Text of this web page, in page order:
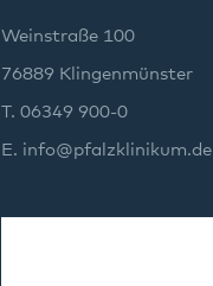
Weinstraße 100
76889 Klingenmünster
T. 06349 900-0
E. info@pfalzklinikum.de